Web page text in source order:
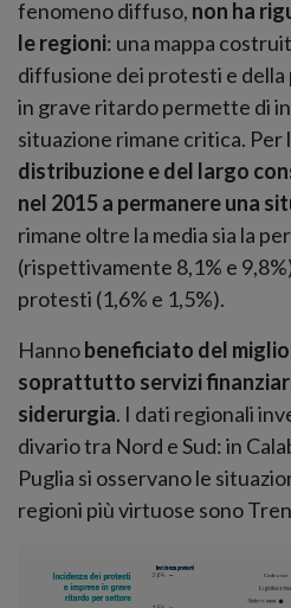
fenomeno diffuso, non ha
le regioni: una mappa
diffusione dei protesti e
in grave ritardo permette di
situazione rimane critica. Per
distribuzione e del largo
nel 2015 a permanere una
rimane oltre la media sia la
(rispettivamente 8,1% e
protesti (1,6% e 1,5%).
Hannobeneficiato del
soprattutto servizi
siderurgia. I dati regionali
divario tra Nord e Sud: in
Puglia si osservano le
regioni più virtuose sono